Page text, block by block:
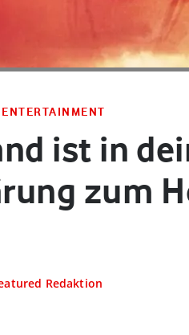
ist in
zum
Redaktion